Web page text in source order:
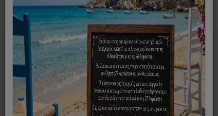
Ανταλλακτικά ηλεκτρικών συσκευών MENU
Home Συσκευές Μαγειρικής
Ραβδομπλέντερ
Καπάκι Κάδου 500ml Για Ραβδομπλέντερ Braun Multiquick